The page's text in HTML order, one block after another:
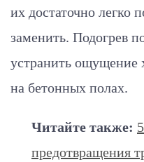
их достаточно легко
заменить. Подогрев
устранить ощущение
на бетонных полах.
Читайте также:
предотвращения